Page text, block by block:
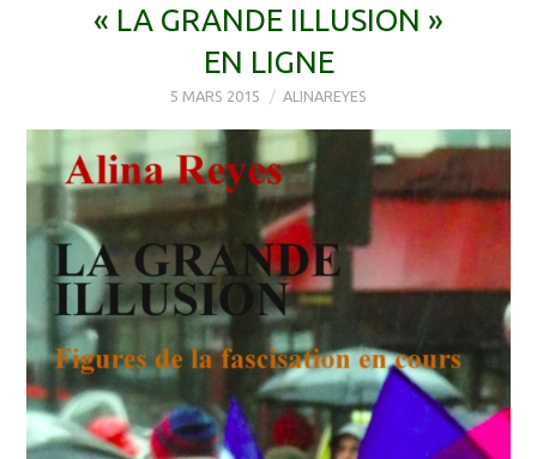
« LA GRANDE ILLUSION »
EN LIGNE
5 MARS 2015 ALINAREYES